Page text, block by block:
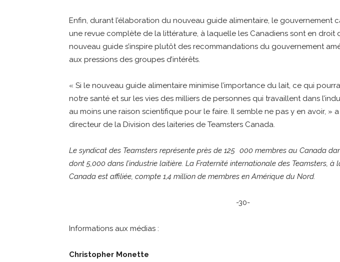
Enfin, durant l’élaboration du nouveau guide alimentaire, le gouvernement
une revue complète de la littérature, à laquelle les Canadiens sont en droit
nouveau guide s’inspire plutôt des recommandations du gouvernement
aux pressions des groupes d’intérêts.
« Si le nouveau guide alimentaire minimise l’importance du lait, ce qui
notre santé et sur les vies des milliers de personnes qui travaillent dans
au moins une raison scientifique pour le faire. Il semble ne pas y en avoir, »
directeur de la Division des laiteries de Teamsters Canada.
Le syndicat des Teamsters représente près de 125 000 membres au Canada
dont 5,000 dans l’industrie laitière. La Fraternité internationale des Teamsters, à
Canada est affiliée, compte 1,4 million de membres en Amérique du Nord.
-30-
Informations aux médias :
Christopher Monette